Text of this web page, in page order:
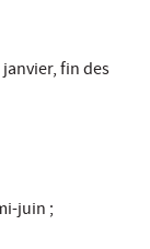
fin des
juin ;